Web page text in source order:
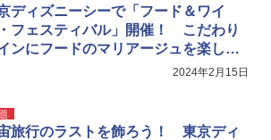
ディズニーシーで「フード＆ワイ
フェスティバル」開催！ こだわり
ンにフードのマリアージュを楽しみ
2024年2月15日
旅行のラストを飾ろう！ 東京ディ